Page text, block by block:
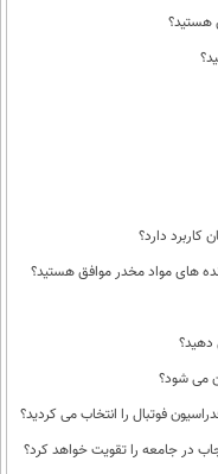
هستید؟
کاربرد دارد؟
های مواد مخدر موافق هستید؟
دهید؟
می شود؟
فوتبال را انتخاب می کردید؟
در جامعه را تقویت خواهد کرد؟